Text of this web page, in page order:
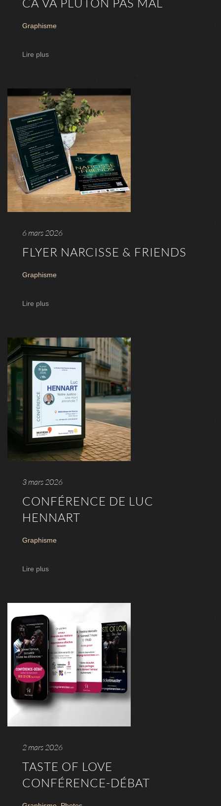
Graphisme
Lire plus
6 mars 2026
FLYER NARCISSE & FRIENDS
Graphisme
Lire plus
3 mars 2026
CONFÉRENCE DE LUC
HENNART
Graphisme
Lire plus
2 mars 2026
TASTE OF LOVE
CONFÉRENCE-DÉBAT